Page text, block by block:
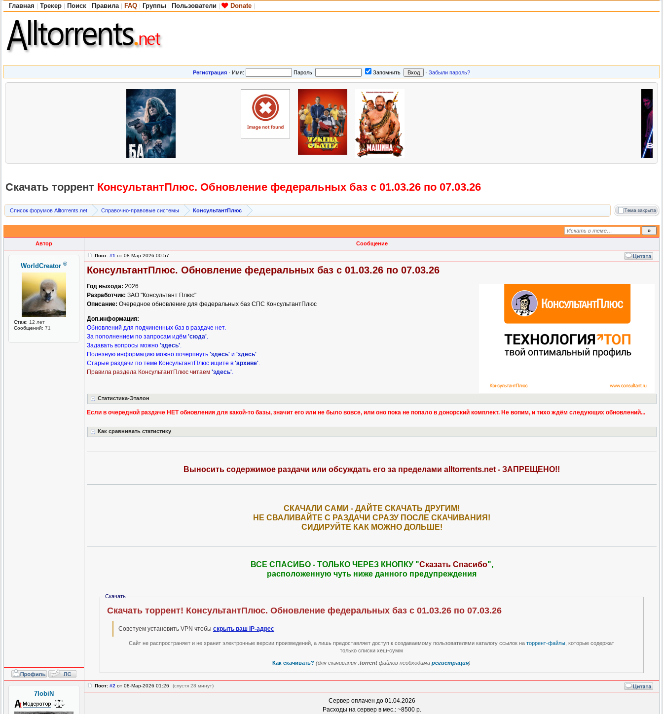
Главная Трекер Поиск Правила FAQ Группы Пользователи Donate
Регистрация · Имя: Пароль: Запомнить · Забыли пароль?
Скачать торрент КонсультантПлюс. Обновление федеральных баз с 01.03.26 по 07.03.26
Список форумов Alltorrents.net Справочно-правовые системы КонсультантПлюс
Автор Сообщение
WorldCreator ®
Стаж: 12 лет
Сообщений: 71
Пост: #1 от 08-Мар-2026 00:57
КонсультантПлюс. Обновление федеральных баз с 01.03.26 по 07.03.26
Год выхода: 2026
Разработчик: ЗАО "Консультант Плюс"
Описание: Очередное обновление для федеральных баз СПС КонсультантПлюс
Доп.информация:
Обновлений для подчиненных баз в раздаче нет.
За пополнением по запросам идём 'сюда'.
Задавать вопросы можно 'здесь'.
Полезную информацию можно почерпнуть 'здесь' и 'здесь'.
Старые раздачи по теме КонсультантПлюс ищите в 'архиве'.
Правила раздела КонсультантПлюс читаем 'здесь'.
Статистика-Эталон
Если в очередной раздаче НЕТ обновления для какой-то базы, значит его или не было вовсе, или оно пока не попало в донорский комплект. Не вопим, и тихо ждём следующих обновлений...
Как сравнивать статистику
Выносить содержимое раздачи или обсуждать его за пределами alltorrents.net - ЗАПРЕЩЕНО!!
СКАЧАЛИ САМИ - ДАЙТЕ СКАЧАТЬ ДРУГИМ!
НЕ СВАЛИВАЙТЕ С РАЗДАЧИ СРАЗУ ПОСЛЕ СКАЧИВАНИЯ!
СИДИРУЙТЕ КАК МОЖНО ДОЛЬШЕ!
ВСЕ СПАСИБО - ТОЛЬКО ЧЕРЕЗ КНОПКУ "Сказать Спасибо",
расположенную чуть ниже данного предупреждения
Скачать
Скачать торрент! КонсультантПлюс. Обновление федеральных баз с 01.03.26 по 07.03.26
Советуем установить VPN чтобы скрыть ваш IP-адрес
Сайт не распространяет и не хранит электронные версии произведений, а лишь предоставляет доступ к создаваемому пользователями каталогу ссылок наторрент-файлы , которые содержат
только списки хеш-сумм
Как скачивать? (для скачивания.torrent файлов необходимарегистрация)
7lobiN
Пост: #2 от 08-Мар-2026 01:26 (спустя 28 минут)
Сервер оплачен до 01.04.2026
Расходы на сервер в мес.: ~8500 р.